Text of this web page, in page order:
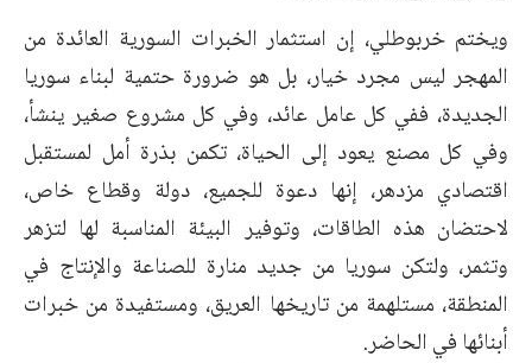
ويختم خربوطلي، إن استثمار الخبرات السورية العائدة من
المهجر ليس مجرد خيار، بل هو ضرورة حتمية لبناء سوريا
الجديدة، ففي كل عامل عائد، وفي كل مشروع صغير ينشأ،
وفي كل مصنع يعود إلى الحياة، تكمن بذرة أمل لمستقبل
اقتصادي مزدهر، إنها دعوة للجميع، دولة وقطاع خاص،
لاحتضان هذه الطاقات، وتوفير البيئة المناسبة لها لتزهر
وتثمر، ولتكن سوريا من جديد منارة للصناعة والإنتاج في
المنطقة، مستلهمة من تاريخها العريق، ومستفيدة من خبرات
أبنائها في الحاضر.